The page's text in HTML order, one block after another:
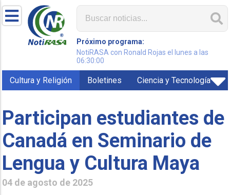
Próximo programa:
NotiRASA con Ronald Rojas el lunes a las
06:30:00
Cultura y Religión Boletines Ciencia y Tecnología
Participan estudiantes de
Canadá en Seminario de
Lengua y Cultura Maya
04 de agosto de 2025